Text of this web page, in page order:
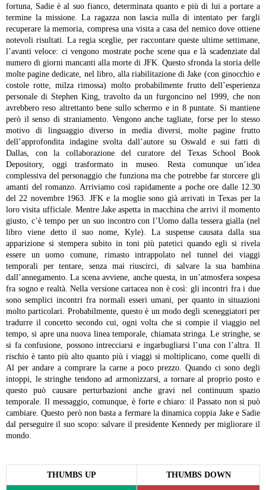
fortuna, Sadie è al suo fianco, determinata quanto e più di lui a portare a
termine la missione. La ragazza non lascia nulla di intentato per fargli
recuperare la memoria, compresa una visita a casa del nemico dove ottiene
notevoli risultati. La regia sceglie, per raccontare queste ultime settimane,
l’avanti veloce: ci vengono mostrate poche scene qua e là scadenziate dal
numero di giorni mancanti alla morte di JFK. Questo sfronda la storia delle
molte pagine dedicate, nel libro, alla riabilitazione di Jake (con ginocchio e
costole rotte, milza rimossa) molto probabilmente frutto dell’esperienza
personale di Stephen King, travolto da un furgoncino nel 1999, che non
avrebbero reso altrettanto bene sullo schermo e in 8 puntate. Si mantiene
però il senso di straniamento. Vengono anche tagliate, forse per lo stesso
motivo di linguaggio diverso in media diversi, molte pagine frutto
dell’approfondita indagine svolta dall’autore su Oswald e sui fatti di
Dallas, con la collaborazione del curatore del Texas School Book
Depository, oggi trasformato in museo. Resta comunque un’idea
complessiva del personaggio che funziona ma che potrebbe far storcere gli
amanti del romanzo.
Arriviamo così rapidamente a poche ore dalle 12.30
del 22 novembre 1963. JFK e la moglie sono già arrivati in Texas per la
loro visita ufficiale. Mentre Jake aspetta in macchina che arrivi il momento
giusto, c’è tempo per un suo incontro con l’Uomo dalla tessera gialla (nel
libro viene detto il suo nome, Kyle). La suspense causata dalla sua
apparizione si stempera subito in toni più patetici quando egli si rivela
essere un uomo comune, rimasto intrappolato nel tunnel dei viaggi
temporali per tentare, senza mai riuscirci, di salvare la sua bambina
dall’annegamento. La scena avviene, anche questa, in un’atmosfera sospesa
fra sogno e realtà. Nella versione cartacea non è così: gli incontri fra i due
sono semplici incontri fra normali esseri umani, per quanto in situazioni
molto particolari.
Probabilmente, questo è un modo degli sceneggiatori per
tradurre il concetto secondo cui, ogni volta che si compie il viaggio nel
tempo, si apre una nuova linea temporale, chiamata stringa. Le stringhe, se
si fa confusione, possono intrecciarsi e ingarbugliarsi l’una con l’altra. Il
rischio è tanto più alto quanto più i viaggi si moltiplicano, come quelli di
Al per andare a comprare la carne a poco prezzo. Quando ci sono degli
intoppi, le stringhe tendono ad armonizzarsi, a tornare al proprio posto e
questo può causare perturbazioni anche gravi nel continuum spazio
temporale. Il messaggio, comunque, è forte e chiaro: il Passato non si può
cambiare. Questo però non basta a fermare la dinamica coppia Jake e Sadie
dal perseguire il suo scopo: salvare il presidente Kennedy per migliorare il
mondo.
THUMBS UP THUMBS DOWN